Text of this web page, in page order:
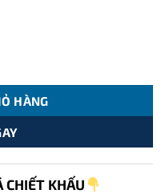
HÀNG
CHIẾT KHẤU